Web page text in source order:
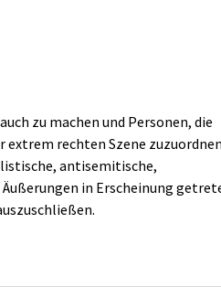
zu machen und Personen, die
rechten Szene zuzuordnen
antisemitische,
in Erscheinung